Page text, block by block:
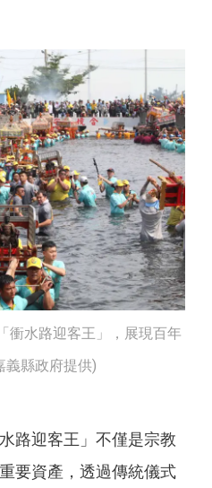
衝水路迎客王」，展現百年
義縣政府提供)
路迎客王」不僅是宗教
要資產，透過傳統儀式